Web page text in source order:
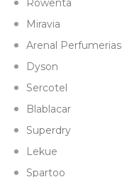
Rowenta
Miravia
Arenal Perfumerias
Dyson
Sercotel
Blablacar
Superdry
Lekue
Spartoo